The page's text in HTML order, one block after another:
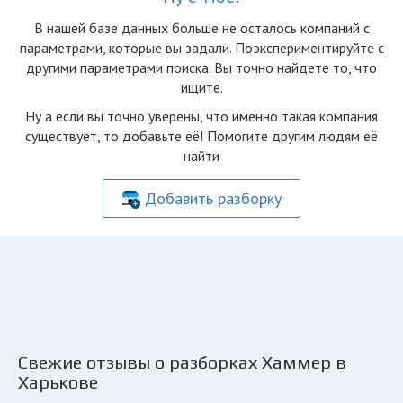
В нашей базе данных больше не осталоcь компаний с
параметрами, которые вы задали. Поэкспериментируйте с
другими параметрами поиска. Вы точно найдете то, что
ищите.
Ну а если вы точно уверены, что именно такая компания
существует, то добавьте её! Помогите другим людям её
найти
Добавить разборку
Свежие отзывы о разборках Хаммер в
Харькове